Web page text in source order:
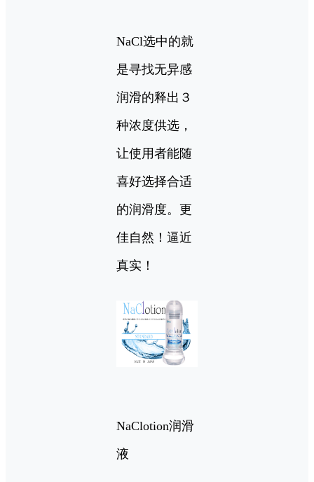
NaCl选中的就
是寻找无异感
润滑的释出３
种浓度供选，
让使用者能随
喜好选择合适
的润滑度。更
佳自然！逼近
真实！
NaClotion润滑
液